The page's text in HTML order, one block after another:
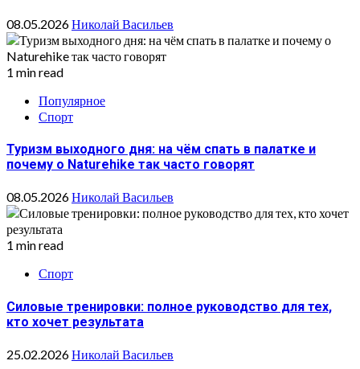
08.05.2026Николай Васильев
1 min read
Популярное
Спорт
Туризм выходного дня: на чём спать в палатке и
почему о Naturehike так часто говорят
08.05.2026Николай Васильев
1 min read
Спорт
Силовые тренировки: полное руководство для тех,
кто хочет результата
25.02.2026Николай Васильев